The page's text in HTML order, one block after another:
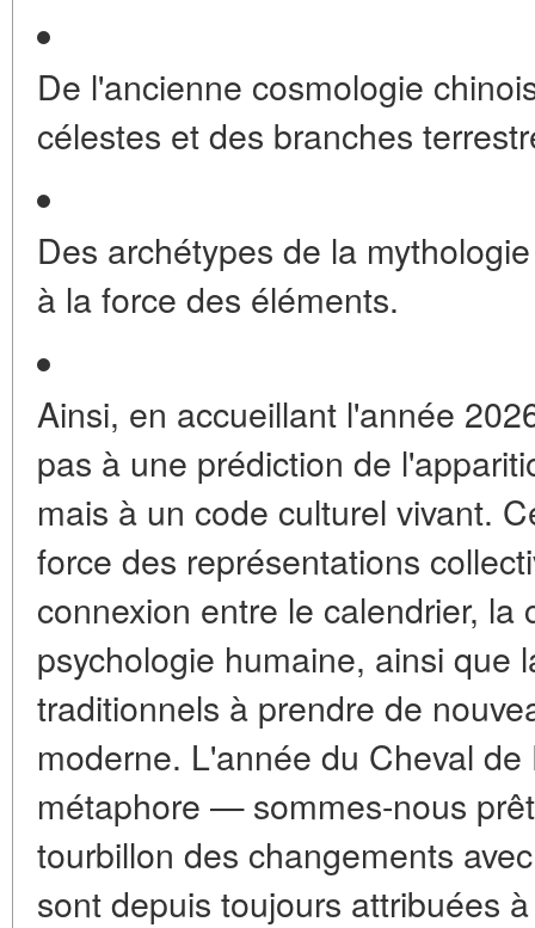
De l'ancienne cosmologie
célestes et des branches
Des archétypes de la
à la force des éléments.
Ainsi, en accueillant l'année
pas à une prédiction de
mais à un code culturel vivant.
force des représentations
connexion entre le calendrier, la
psychologie humaine, ainsi que
traditionnels à prendre de
moderne. L'année du Cheval
métaphore — sommes-nous
tourbillon des changements
sont depuis toujours attribuées